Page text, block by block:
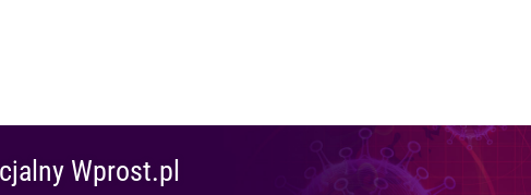
Wprost.pl